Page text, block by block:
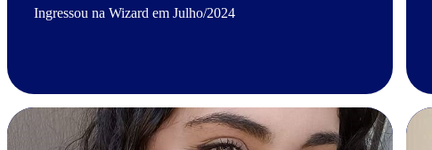
Ingressou na Wizard em Julho/2024